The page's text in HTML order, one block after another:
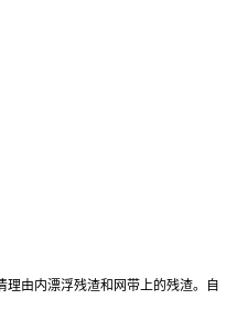
由内漂浮残渣和网带上的残渣。自